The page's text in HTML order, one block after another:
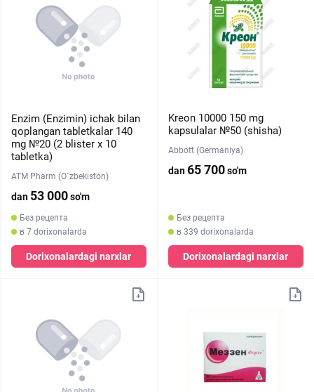
Enzim (Enzimin) ichak bilan
qoplangan tabletkalar 140
mg №20 (2 blister х 10
tabletka)
ATM Pharm (O`zbekiston)
dan 53 000so'm
Без рецепта
в 7 dorixonalarda
Dorixonalardagi narxlar
Kreon 10000 150 mg
kapsulalar №50 (shisha)
Abbott (Germaniya)
dan65 700so'm
Без рецепта
в 339 dorixonalarda
Dorixonalardagi narxlar